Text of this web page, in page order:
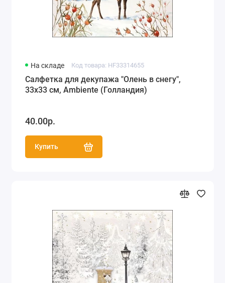
На складе Код товара: HF33314655
Салфетка для декупажа "Олень в снегу",
33х33 см, Ambiente (Голландия)
40.00р.
Купить